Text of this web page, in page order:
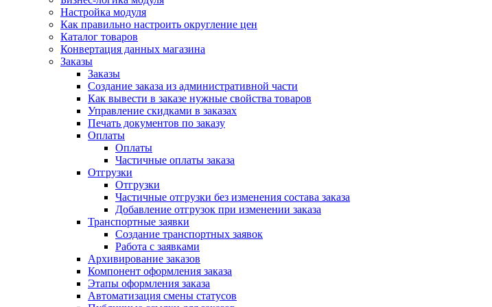
Настройка модуля
Как правильно настроить округление цен
Каталог товаров
Конвертация данных магазина
Заказы
Заказы
Создание заказа из административной части
Как вывести в заказе нужные свойства товаров
Управление скидками в заказах
Печать документов по заказу
Оплаты
Оплаты
Частичные оплаты заказа
Отгрузки
Отгрузки
Частичные отгрузки без изменения состава заказа
Добавление отгрузок при изменении заказа
Транспортные заявки
Создание транспортных заявок
Работа с заявками
Архивирование заказов
Компонент оформления заказа
Этапы оформления заказа
Автоматизация смены статусов